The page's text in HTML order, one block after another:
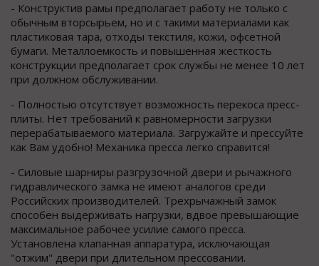
- Конструктив рамы предполагает работу не только с
обычным вторсырьем, но и с такими материалами как
пластиковая тара, отходы текстиля, кожи, офсетной
бумаги. Металлоемкость и повышенная жесткость
конструкции предполагает срок службы не менее 10 лет
при должном обслуживании.
- Полностью отсутствует возможность перекоса пресс-
плиты. Нет требований к равномерности загрузки
перерабатываемого материала. Загружайте и прессуйте
как Вам удобно! Механика пресса легко справится!
- Силовые шарниры разгрузочной двери и рычажного
гидравлического замка не имеют аналогов среди
Российских производителей. Трехрычажный замок
способен выдерживать нагрузки, вдвое превышающие
максимальное рабочее усилие самого пресса.
Установлена клапанная аппаратура, исключающая
"отжим" двери при длительном прессовании.